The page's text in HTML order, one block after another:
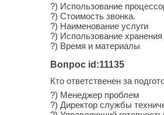
?) Использование
?) Стоимость звонка.
?) Наименование услуги
?) Использование
?) Время и материалы
Вопрос id:11135
Кто ответственен за
?) Менеджер проблем
?) Директор службы